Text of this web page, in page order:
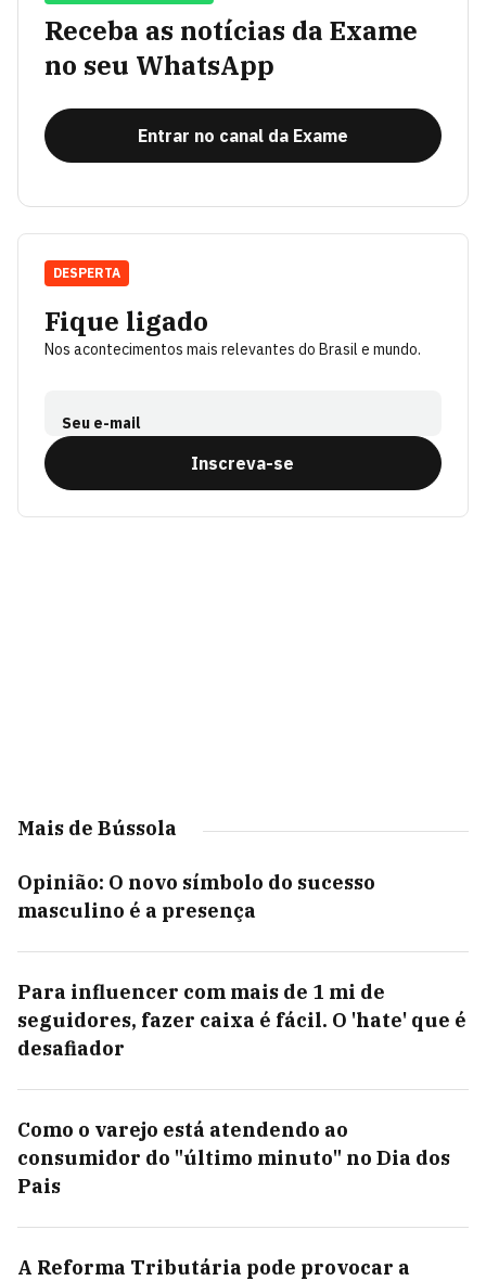
Receba as notícias da Exame
no seu WhatsApp
Entrar no canal da Exame
Fique ligado
Nos acontecimentos mais relevantes do Brasil e mundo.
Seu e-mail
Inscreva-se
DESPERTA
Mais de Bússola
Opinião: O novo símbolo do sucesso
masculino é a presença
Para influencer com mais de 1 mi de
seguidores, fazer caixa é fácil. O 'hate' que é
desafiador
Como o varejo está atendendo ao
consumidor do "último minuto" no Dia dos
Pais
A Reforma Tributária pode provocar a